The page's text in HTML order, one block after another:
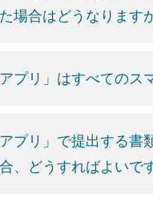
場合はどうなります
プリ」はすべての
プリ」で提出する
、どうすればよいで